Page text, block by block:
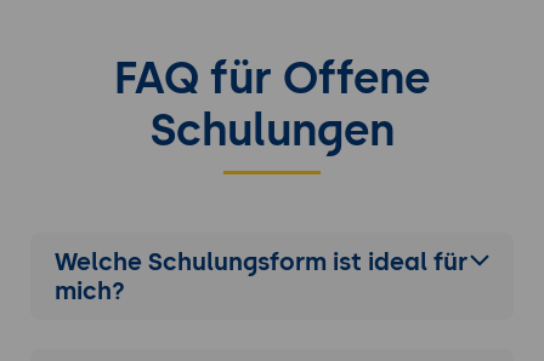
FAQ für Offene
Schulungen
Welche Schulungsform ist ideal für
mich?